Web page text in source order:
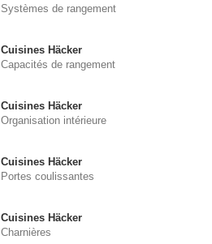
Systèmes de rangement
Cuisines Häcker
Capacités de rangement
Cuisines Häcker
Organisation intérieure
Cuisines Häcker
Portes coulissantes
Cuisines Häcker
Charnières